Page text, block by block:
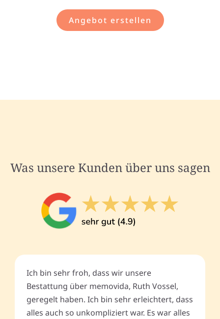
Angebot erstellen
Was unsere Kunden über uns sagen
Ich bin sehr froh, dass wir unsere
Bestattung über memovida, Ruth Vossel,
geregelt haben. Ich bin sehr erleichtert, dass
alles auch so unkompliziert war. Es war alles